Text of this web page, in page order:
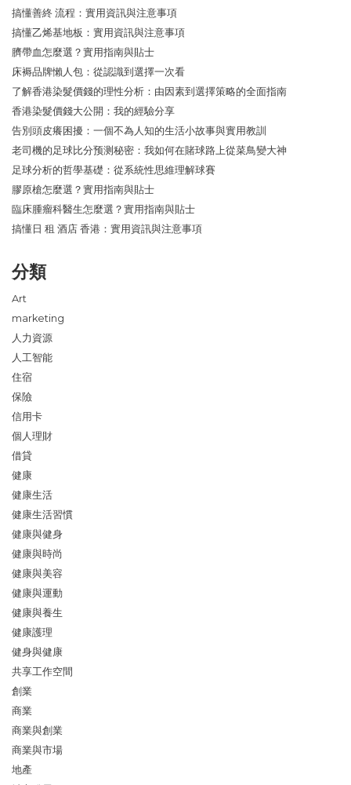
搞懂善終 流程：實用資訊與注意事項
搞懂乙烯基地板：實用資訊與注意事項
臍帶血怎麼選？實用指南與貼士
床褥品牌懶人包：從認識到選擇一次看
了解香港染髮價錢的理性分析：由因素到選擇策略的全面指南
香港染髮價錢大公開：我的經驗分享
告別頭皮癢困擾：一個不為人知的生活小故事與實用教訓
老司機的足球比分预测秘密：我如何在賭球路上從菜鳥變大神
足球分析的哲學基礎：從系統性思維理解球賽
膠原槍怎麼選？實用指南與貼士
臨床腫瘤科醫生怎麼選？實用指南與貼士
搞懂日 租 酒店 香港：實用資訊與注意事項
分類
Art
marketing
人力資源
人工智能
住宿
保險
信用卡
個人理財
借貸
健康
健康生活
健康生活習慣
健康與健身
健康與時尚
健康與美容
健康與運動
健康與養生
健康護理
健身與健康
共享工作空間
創業
商業
商業與創業
商業與市場
地產